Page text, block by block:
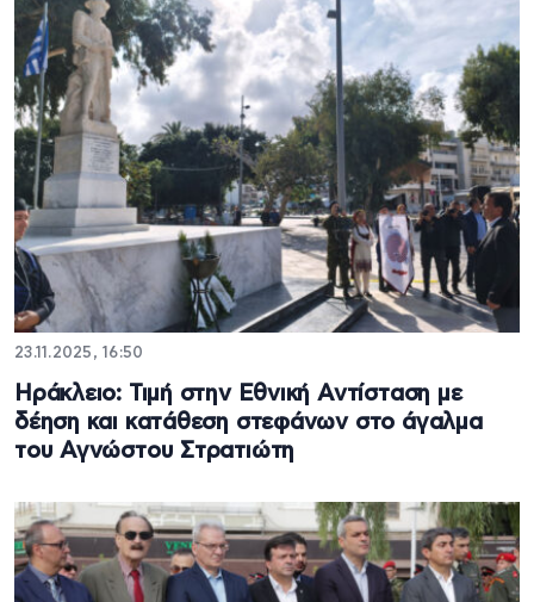
23.11.2025, 16:50
Ηράκλειο: Τιμή στην Εθνική Αντίσταση με
δέηση και κατάθεση στεφάνων στο άγαλμα
του Αγνώστου Στρατιώτη